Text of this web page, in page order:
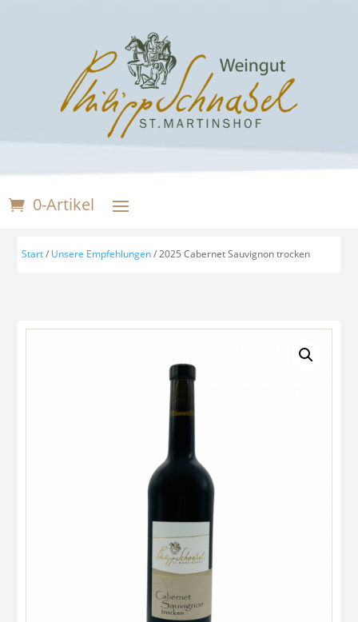
0-Artikel
Start/ Unsere Empfehlungen/ 2025 Cabernet Sauvignon trocken